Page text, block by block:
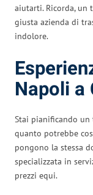
aiutarti. Ricorda, un
giusta azienda di
indolore.
Napoli a
Stai pianificando un
quanto potrebbe
pongono la stessa
specializzata in
prezzi equi.